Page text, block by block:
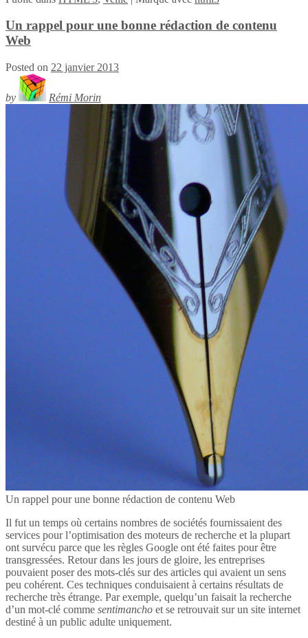
Un rappel pour une bonne rédaction de contenu
Web
Posted on 22 janvier 2013
by Rémi Morin
Un rappel pour une bonne rédaction de contenu Web
Il fut un temps où certains nombres de sociétés fournissaient des
services pour l’optimisation des moteurs de recherche et la plupart
ont survécu parce que les règles Google ont été faites pour être
transgressées. Retour dans les jours de gloire, les entreprises
pouvaient poser des mots-clés sur des articles qui avaient un sens
peu cohérent. Ces techniques conduisaient à certains résultats de
recherche très étrange. Par exemple, quelqu’un faisait la recherche
d’un mot-clé comme sentimancho et se retrouvait sur un site internet
destiné à un public adulte uniquement.